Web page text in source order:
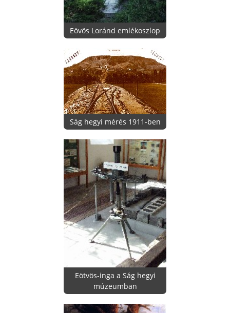
Eövös Loránd emlékoszlop
Ság hegyi mérés 1911-ben
Eötvös-inga a Ság hegyi
múzeumban